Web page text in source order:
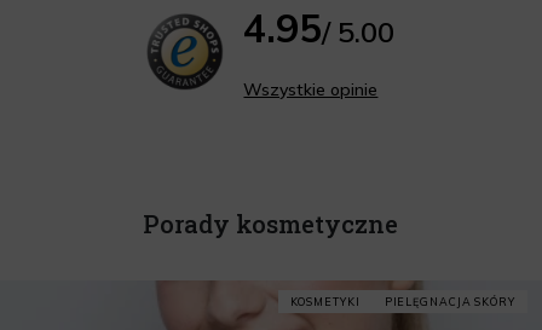
4.95/ 5.00
Wszystkie opinie
Porady kosmetyczne
KOSMETYKI PIELĘGNACJA SKÓRY